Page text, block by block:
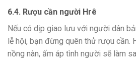
6.4. Rượu cần người Hrê
Nếu có dịp giao lưu với người dân
lễ hội, bạn đừng quên thử rượu cần.
nồng nàn, ấm áp tình người sẽ làm